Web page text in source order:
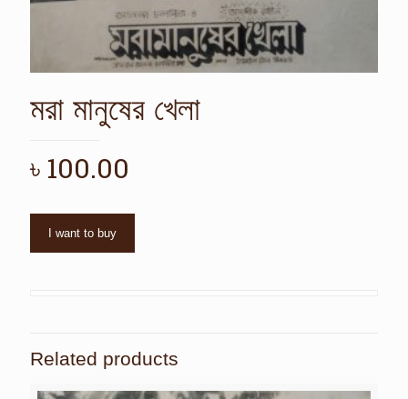
মরা মানুষের খেলা
৳ 100.00
I want to buy
Related products